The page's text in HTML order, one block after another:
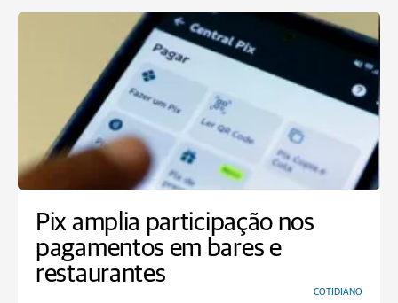
Pix amplia participação nos
pagamentos em bares e
restaurantes
COTIDIANO